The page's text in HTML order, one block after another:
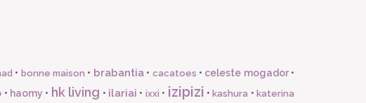
• bonne maison • brabantia• cacatoes • celeste mogador•
• haomy • hk living • ilariai • ixxi • izipizi •kashura •katerina